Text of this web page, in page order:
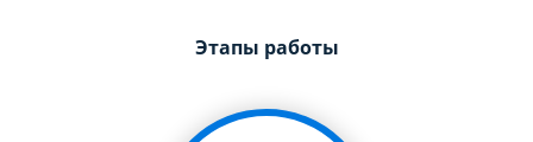
Этапы работы